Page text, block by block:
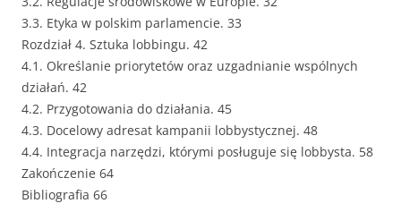
3.3. Etyka w polskim parlamencie. 33
Rozdział 4. Sztuka lobbingu. 42
4.1. Określanie priorytetów oraz uzgadnianie wspólnych
działań. 42
4.2. Przygotowania do działania. 45
4.3. Docelowy adresat kampanii lobbystycznej. 48
4.4. Integracja narzędzi, którymi posługuje się lobbysta. 58
Zakończenie 64
Bibliografia 66